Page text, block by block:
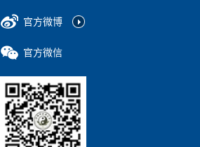
官方微博
官方微信